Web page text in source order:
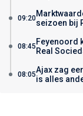
09:20seizoen bij
08:45 Feyenoord
Real
08:05Ajax zag
is alles